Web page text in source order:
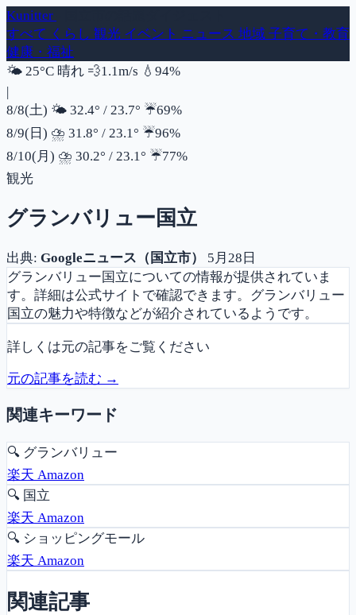
Kunitter
すべて くらし 観光 イベント ニュース 地域 子育て・教育
健康・福祉
🌤️ 25°C 晴れ 💨風速
1.1m/s 💧 湿度
94%
|
8/8(土) 🌤️ 32.4° / 23.7° ☔降水確率
69%
8/9(日) ⛈️ 31.8° / 23.1° ☔降水確率
96%
8/10(月) ⛈️ 30.2° / 23.1° ☔降水確率
77%
観光
グランバリュー国立
出典: Googleニュース（国立市）
5月28日
グランバリュー国立についての情報が提供されていま
す。詳細は公式サイトで確認できます。グランバリュー
国立の魅力や特徴などが紹介されているようです。
詳しくは元の記事をご覧ください
元の記事を読む →
関連キーワード
🔍 グランバリュー
楽天 Amazon
🔍 国立
楽天 Amazon
🔍 ショッピングモール
楽天 Amazon
関連記事